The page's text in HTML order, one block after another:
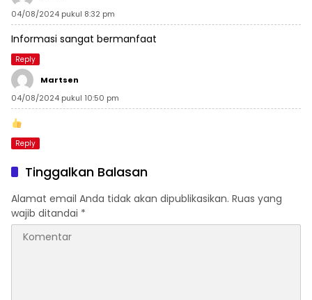
04/08/2024 pukul 8:32 pm
Informasi sangat bermanfaat
Reply
Martsen
04/08/2024 pukul 10:50 pm
Reply
Tinggalkan Balasan
Alamat email Anda tidak akan dipublikasikan. Ruas yang
wajib ditandai *